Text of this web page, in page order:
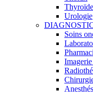
Thyroïde
Urologie
Soins